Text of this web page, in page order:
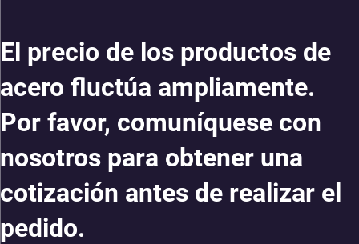
El precio de los productos de
acero fluctúa ampliamente.
Por favor, comuníquese con
nosotros para obtener una
cotización antes de realizar el
pedido.